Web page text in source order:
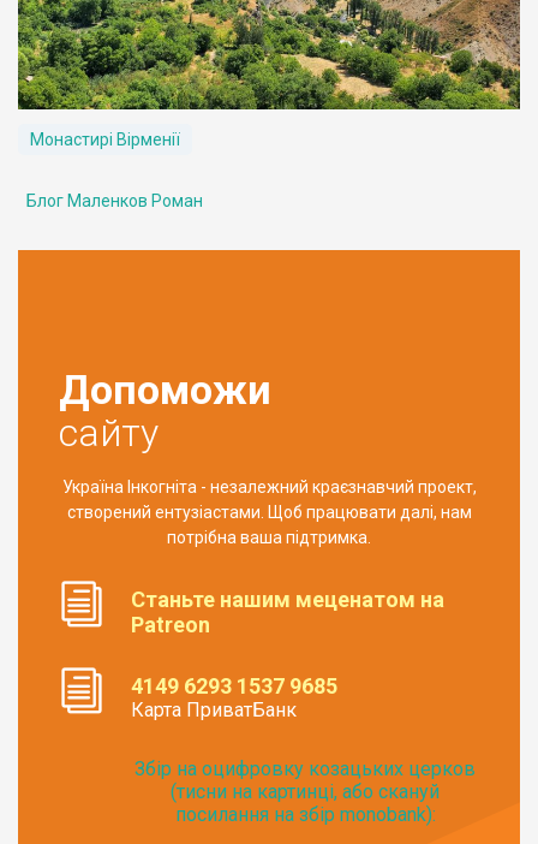
Монастирі Вірменії
Блог Маленков Роман
Допоможи
сайту
Україна Інкогніта - незалежний краєзнавчий проект,
створений ентузіастами. Щоб працювати далі, нам
потрібна ваша підтримка.
Станьте нашим меценатом на
Patreon
4149 6293 1537 9685
Карта ПриватБанк
Збір на оцифровку козацьких церков
(тисни на картинці, або скануй
посилання на збір monobank):